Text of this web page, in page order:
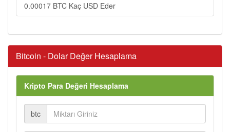
0.00017 BTC Kaç USD Eder
Bitcoin - Dolar Değer Hesaplama
Kripto Para Değeri Hesaplama
btc